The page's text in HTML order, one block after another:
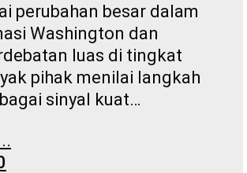
perubahan besar dalam
Washington dan
luas di tingkat
pihak menilai langkah
sinyal kuat…